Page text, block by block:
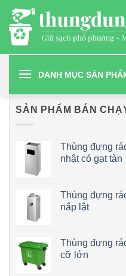
Chuyển
đến
nội
dung
DANH MỤC SẢN
SẢN PHẨM BÁN
Thùng đựng
nhật có gạt tàn
Thùng đựng
nắp lật
Thùng đựng
cỡ lớn